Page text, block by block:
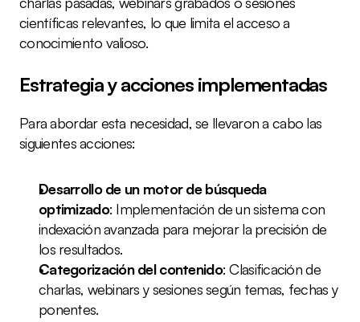
científicas relevantes, lo que limita el acceso a
conocimiento valioso.
Estrategia y acciones implementadas
Para abordar esta necesidad, se llevaron a cabo las
siguientes acciones:
Desarrollo de un motor de búsqueda
optimizado: Implementación de un sistema con
indexación avanzada para mejorar la precisión de
los resultados.
Categorización del contenido: Clasificación de
charlas, webinars y sesiones según temas, fechas y
ponentes.